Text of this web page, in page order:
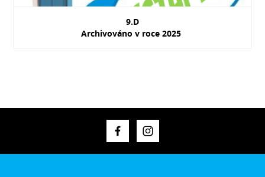
9.D
Archivováno v roce 2025